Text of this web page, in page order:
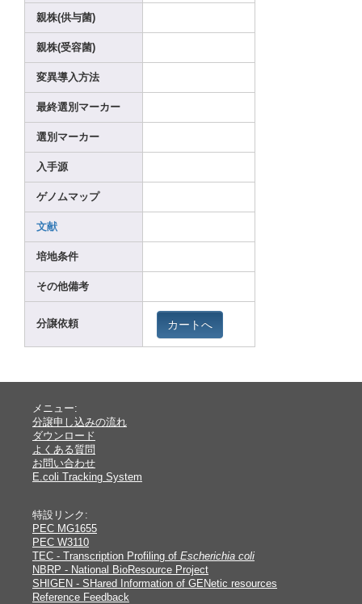
親株(供与菌)
親株(受容菌)
変異導入方法
最終選別マーカー
選別マーカー
入手源
ゲノムマップ
文献
培地条件
その他備考
分譲依頼 カートへ
メニュー:
分譲申し込みの流れ
ダウンロード
よくある質問
お問い合わせ
E.coli Tracking System
特設リンク:
PEC MG1655
PEC W3110
TEC - Transcription Profiling of Escherichia coli
NBRP - National BioResource Project
SHIGEN - SHared Information of GENetic resources
Reference Feedback